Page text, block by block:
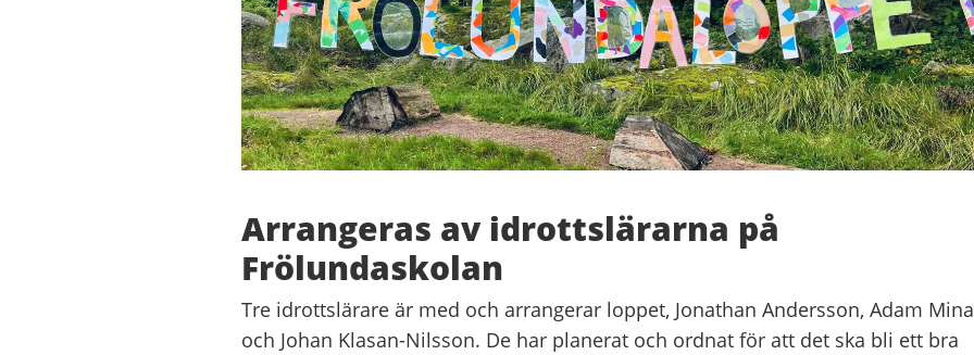
Arrangeras av idrottslärarna på
Frölundaskolan
Tre idrottslärare är med och arrangerar loppet, Jonathan Andersson, Adam
och Johan Klasan-Nilsson. De har planerat och ordnat för att det ska bli ett bra